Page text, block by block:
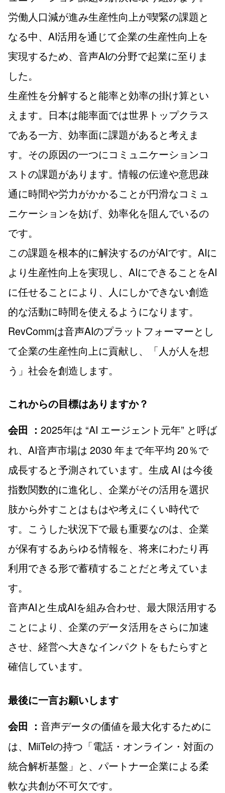
労働人口減が進み生産性向上が喫緊の課題と
なる中、AI活用を通じて企業の生産性向上を
実現するため、音声AIの分野で起業に至りま
した。
生産性を分解すると能率と効率の掛け算とい
えます。日本は能率面では世界トップクラス
である一方、効率面に課題があると考えま
す。その原因の一つにコミュニケーションコ
ストの課題があります。情報の伝達や意思疎
通に時間や労力がかかることが円滑なコミュ
ニケーションを妨げ、効率化を阻んでいるの
です。
この課題を根本的に解決するのがAIです。AIに
より生産性向上を実現し、AIにできることをAI
に任せることにより、人にしかできない創造
的な活動に時間を使えるようになります。
RevCommは音声AIのプラットフォーマーとし
て企業の生産性向上に貢献し、「人が人を想
う」社会を創造します。
これからの目標はありますか？
会田 ： 2025年は “AI エージェント元年” と呼ば
れ、AI音声市場は 2030 年まで年平均 20％で
成長すると予測されています。生成 AI は今後
指数関数的に進化し、企業がその活用を選択
肢から外すことはもはや考えにくい時代で
す。こうした状況下で最も重要なのは、企業
が保有するあらゆる情報を、将来にわたり再
利用できる形で蓄積することだと考えていま
す。
音声AIと生成AIを組み合わせ、最大限活用する
ことにより、企業のデータ活用をさらに加速
させ、経営へ大きなインパクトをもたらすと
確信しています。
最後に一言お願いします
会田 ： 音声データの価値を最大化するために
は、MiiTelの持つ「電話・オンライン・対面の
統合解析基盤」と、パートナー企業による柔
軟な共創が不可欠です。